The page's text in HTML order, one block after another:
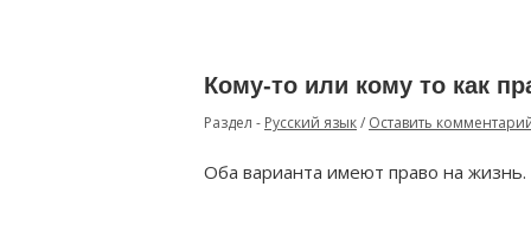
Кому-то или кому то как
Раздел - Русский язык/ Оставить
Оба варианта имеют право на жизнь.